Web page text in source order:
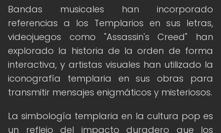
Bandas musicales han incorporado
referencias a los Templarios en sus letras,
videojuegos como "Assassin's Creed" han
explorado la historia de la orden de forma
interactiva, y artistas visuales han utilizado la
iconografía templaria en sus obras para
transmitir mensajes enigmáticos y misteriosos.
La simbología templaria en la cultura pop es
un reflejo del impacto duradero que los